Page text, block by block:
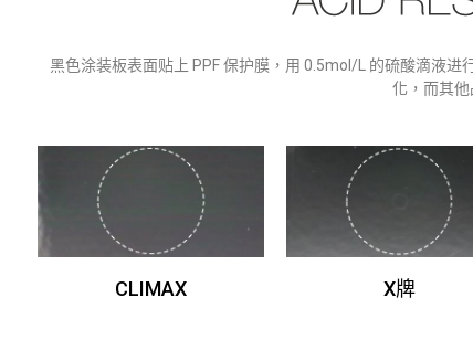
黑色涂装板表面贴上 PPF 保护膜，用 0.5mol/L 的硫酸滴液进
化，而其他
CLIMAX X牌